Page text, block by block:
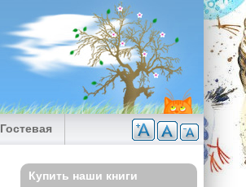
Гостевая
Купить наши книги